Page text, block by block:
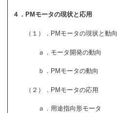
４．PMモータの現状と応用
（１）．PMモータの現状と動向
ａ．モータ開発の動向
ｂ．PMモータの動向
（２）．PMモータの応用
ａ．用途指向形モータ